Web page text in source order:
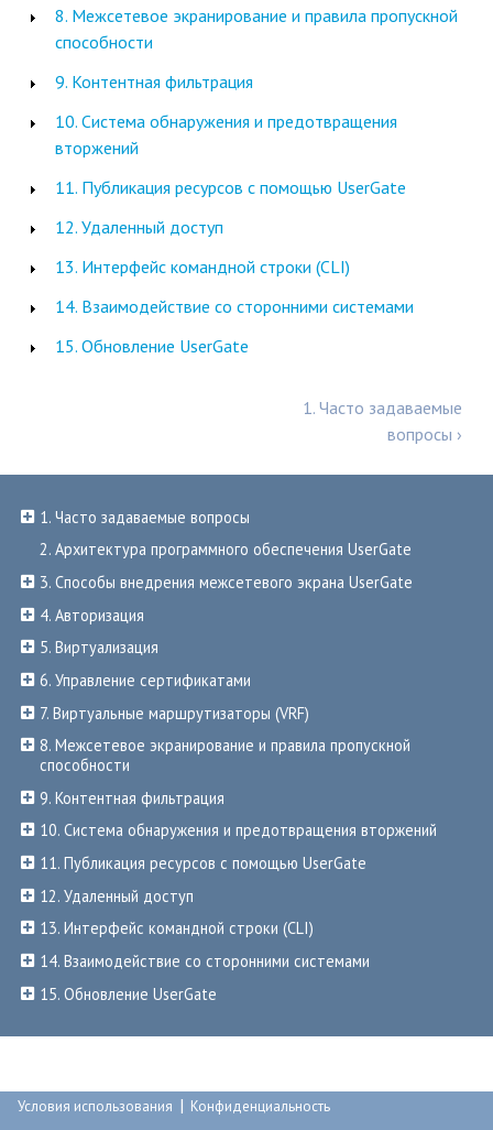
1. Часто задаваемые вопросы
2. Архитектура программного обеспечения UserGate
3. Способы внедрения межсетевого экрана UserGate
4. Авторизация
5. Виртуализация
6. Управление сертификатами
7. Виртуальные маршрутизаторы (VRF)
8. Межсетевое экранирование и правила пропускной
способности
9. Контентная фильтрация
10. Система обнаружения и предотвращения вторжений
11. Публикация ресурсов с помощью UserGate
12. Удаленный доступ
13. Интерфейс командной строки (CLI)
14. Взаимодействие со сторонними системами
15. Обновление UserGate
8. Межсетевое экранирование и правила пропускной
способности
9. Контентная фильтрация
10. Система обнаружения и предотвращения
вторжений
11. Публикация ресурсов с помощью UserGate
12. Удаленный доступ
13. Интерфейс командной строки (CLI)
14. Взаимодействие со сторонними системами
15. Обновление UserGate
1. Часто задаваемые
вопросы ›
Условия использования | Конфиденциальность